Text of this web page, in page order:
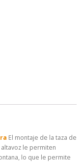
El montaje de la taza de
le permiten
lo que le permite